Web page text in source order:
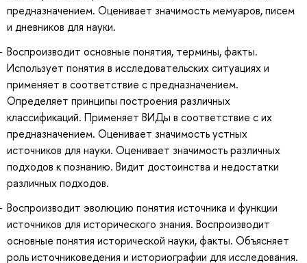
предназначением. Оценивает значимость мемуаров, писем
и дневников для науки.
Воспроизводит основные понятия, термины, факты.
Использует понятия в исследовательских ситуациях и
применяет в соответствие с предназначением.
Определяет принципы построения различных
классификаций. Применяет ВИДы в соответствие с их
предназначением. Оценивает значимость устных
источников для науки. Оценивает значимость различных
подходов к познанию. Видит достоинства и недостатки
различных подходов.
Воспроизводит эволюцию понятия источника и функции
источников для исторического знания. Воспроизводит
основные понятия исторической науки, факты. Объясняет
роль источниковедения и историографии для исследования.